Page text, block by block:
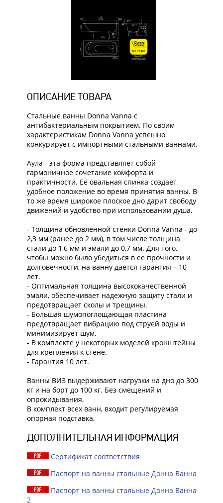
ОПИСАНИЕ ТОВАРА
Стальные ванны Donna Vanna с
антибактериальным покрытием. По своим
характеристикам Donna Vanna успешно
конкурирует с импортными стальными ваннами.
Аула - эта форма представляет собой
гармоничное сочетание комфорта и
практичности. Её овальная спинка создаёт
удобное положение во время принятия ванны. В
то же время широкое плоское дно дарит свободу
движений и удобство при использовании душа.
- Толщина обновленной стенки Donna Vanna - до
2,3 мм (ранее до 2 мм), в том числе толщина
стали до 1,6 мм и эмали до 0,7 мм. Для того,
чтобы можно было убедиться в ее прочности и
долговечности, на ванну даётся гарантия – 10
лет.
- Оптимальная толщина высококачественной
эмали, обеспечивает надежную защиту стали и
предотвращает сколы и трещины.
- Большая шумопоглощающая пластина
предотвращает вибрацию под струей воды и
минимизирует шум.
- В комплекте у некоторых моделей кронштейны
для крепления к стене.
- Гарантия 10 лет.
Ванны ВИЗ выдерживают нагрузки на дно до 300
кг и на борт до 100 кг. Без смещений и
опрокидывания.
В комплект всех ванн, входит регулируемая
опорная подставка.
ДОПОЛНИТЕЛЬНАЯ ИНФОРМАЦИЯ
Сертификат соответствия
Паспорт на ванны стальные Донна Ванна
Паспорт на ванны стальные Донна Ванна
2